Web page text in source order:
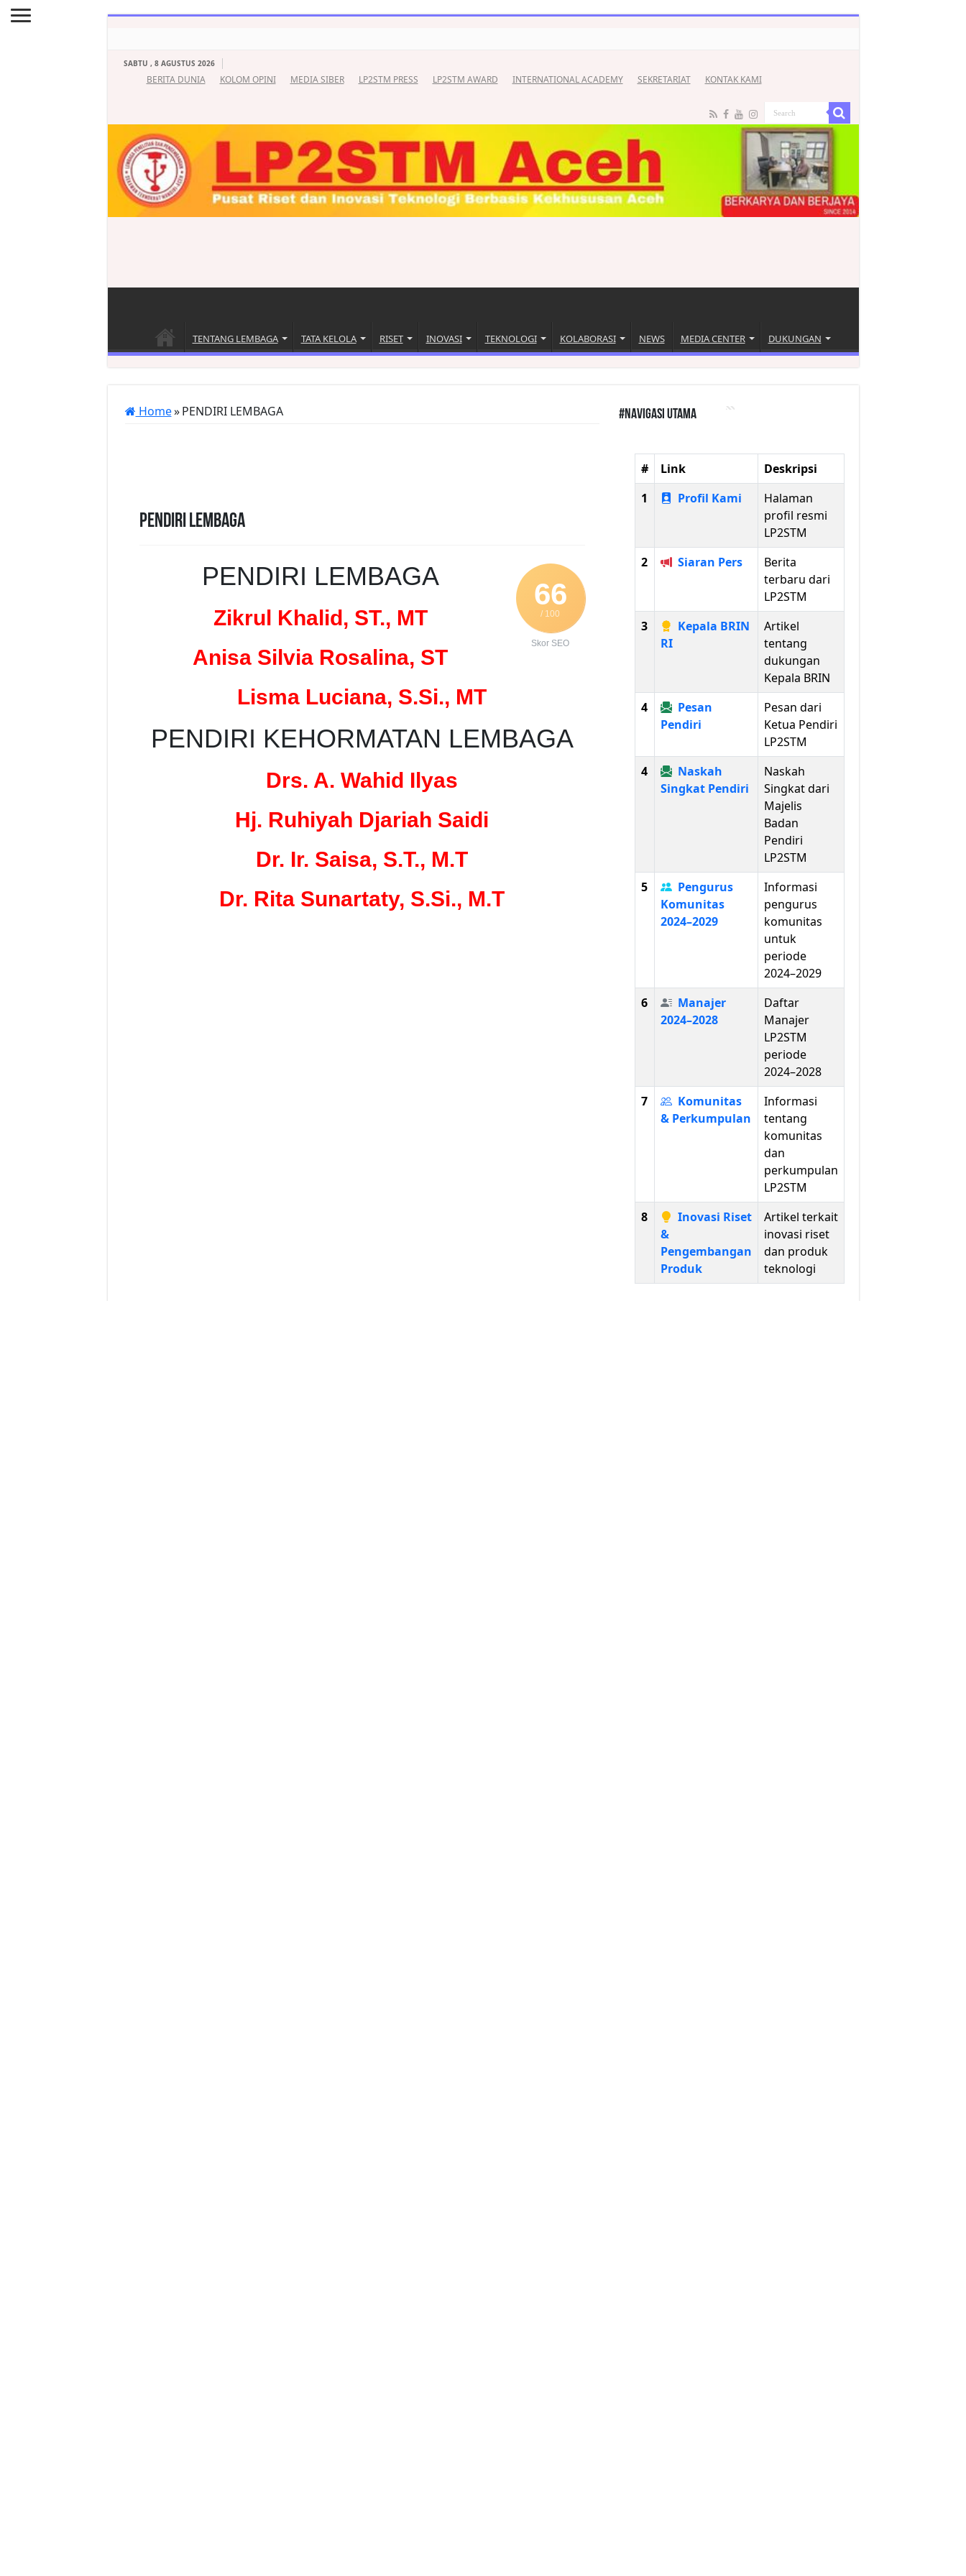
SABTU , 8 AGUSTUS 2026
BERITA DUNIA KOLOM OPINI MEDIA SIBER LP2STM PRESS LP2STM AWARD INTERNATIONAL ACADEMY SEKRETARIAT KONTAK KAMI
TENTANG LEMBAGA TATA KELOLA RISET INOVASI TEKNOLOGI KOLABORASI NEWS MEDIA CENTER DUKUNGAN
Home» PENDIRI LEMBAGA
PENDIRI LEMBAGA
66
/ 100
Skor SEO
PENDIRI LEMBAGA
Zikrul Khalid, ST., MT
Anisa Silvia Rosalina, ST
Lisma Luciana, S.Si., MT
PENDIRI KEHORMATAN LEMBAGA
Drs. A. Wahid Ilyas
Hj. Ruhiyah Djariah Saidi
Dr. Ir. Saisa, S.T., M.T
Dr. Rita Sunartaty, S.Si., M.T
#Navigasi Utama
# Link
Deskripsi
1
Profil Kami
Halaman
profil resmi
LP2STM
2
Siaran Pers
Berita
terbaru dari
LP2STM
3
Kepala BRIN
RI
Artikel
tentang
dukungan
Kepala BRIN
4
Pesan
Pendiri
Pesan dari
Ketua Pendiri
LP2STM
4
Naskah
Singkat Pendiri
Naskah
Singkat dari
Majelis
Badan
Pendiri
LP2STM
5
Pengurus
Komunitas
2024–2029
Informasi
pengurus
komunitas
untuk
periode
2024–2029
6
Manajer
2024–2028
Daftar
Manajer
LP2STM
periode
2024–2028
7
Komunitas
& Perkumpulan
Informasi
tentang
komunitas
dan
perkumpulan
LP2STM
8
Inovasi Riset
&
Pengembangan
Produk
Artikel terkait
inovasi riset
dan produk
teknologi